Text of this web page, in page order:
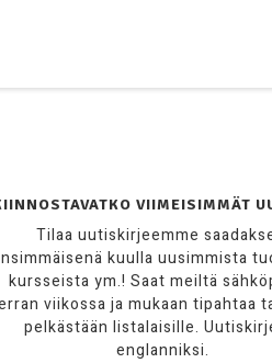
VIIMEISIMMÄT
Tilaa uutiskirjeemme
kuulla uusimmista
kursseista ym.! Saat meiltä
viikossa ja mukaan tipahtaa
pelkästään listalaisille.
englanniksi.